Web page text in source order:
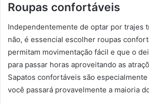
Roupas confortáveis
Independentemente de optar por trajes
não, é essencial escolher roupas
permitam movimentação fácil e que o
para passar horas aproveitando as
Sapatos confortáveis são
você passará provavelmente a maioria